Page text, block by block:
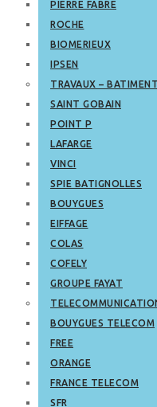
PIERRE FABRE
ROCHE
BIOMERIEUX
IPSEN
TRAVAUX –
SAINT GOBAIN
POINT P
LAFARGE
VINCI
SPIE BATIGNOLLES
BOUYGUES
EIFFAGE
COLAS
COFELY
GROUPE FAYAT
BOUYGUES TELECOM
FREE
ORANGE
FRANCE TELECOM
SFR